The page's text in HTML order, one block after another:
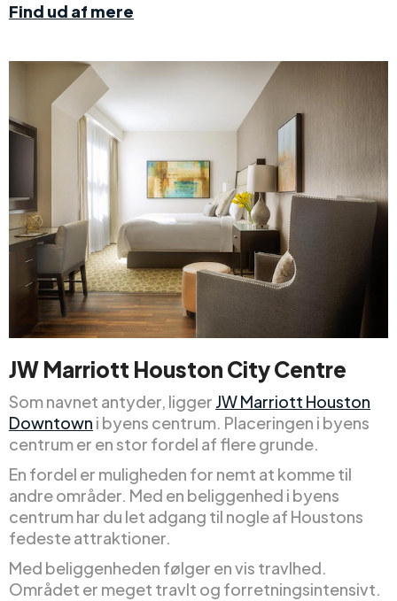
Find ud af mere
JW Marriott Houston City Centre
Som navnet antyder, ligger JW Marriott Houston
Downtown i byens centrum. Placeringen i byens
centrum er en stor fordel af flere grunde.
En fordel er muligheden for nemt at komme til
andre områder. Med en beliggenhed i byens
centrum har du let adgang til nogle af Houstons
fedeste attraktioner.
Med beliggenheden følger en vis travlhed.
Området er meget travlt og forretningsintensivt.